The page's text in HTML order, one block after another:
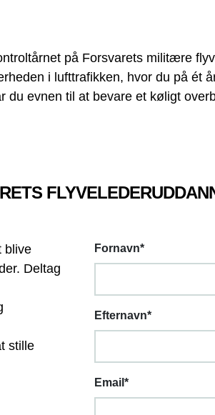
på Forsvarets militære
i lufttrafikken, hvor du på ét
du evnen til at bevare et køligt
blive
Deltag
stille
Fornavn*
Efternavn*
Email *